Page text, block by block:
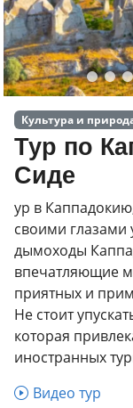
Культура и
Тур по
Сиде
ур в
своими глазами
дымоходы
впечатляющие
приятных и
Не стоит
которая
иностранных
Видео тур